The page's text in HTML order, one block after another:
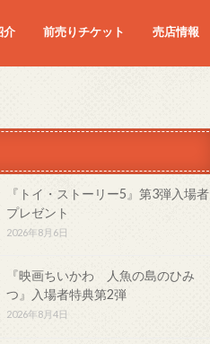
介 前売りチケット 売店情報
『トイ・ストーリー5』第3弾入場者
プレゼント
2026年8月6日
『映画ちいかわ 人魚の島のひみ
つ』入場者特典第2弾
2026年8月4日